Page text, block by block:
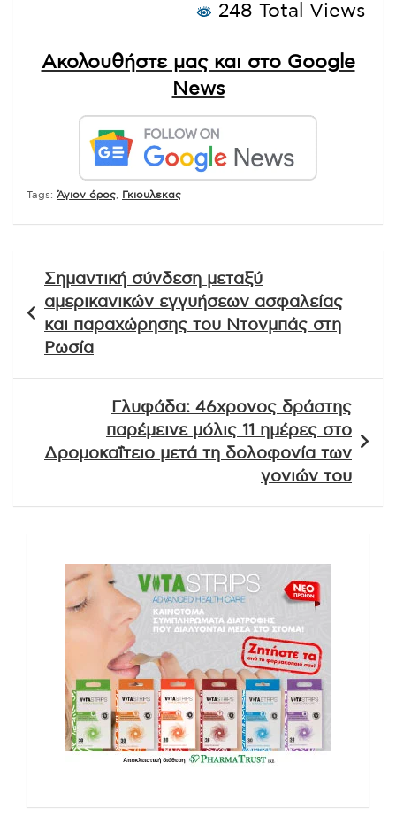
248 Total Views
Ακολουθήστε μας και στο Google
News
Tags: Άγιον όρος Γκιουλεκας
άρθρων
Σημαντική σύνδεση μεταξύ
αμερικανικών εγγυήσεων ασφαλείας
και παραχώρησης του Ντονμπάς στη
Ρωσία
Γλυφάδα: 46χρονος δράστης
παρέμεινε μόλις 11 ημέρες στο
Δρομοκαΐτειο μετά τη δολοφονία των
γονιών του